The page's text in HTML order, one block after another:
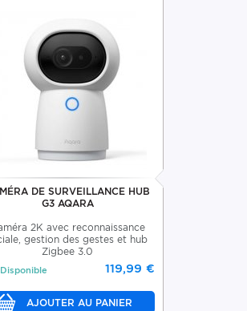
DE SURVEILLANCE HUB
G3 AQARA
2K avec reconnaissance
gestion des gestes et hub
Zigbee 3.0
119,99 €
Disponible